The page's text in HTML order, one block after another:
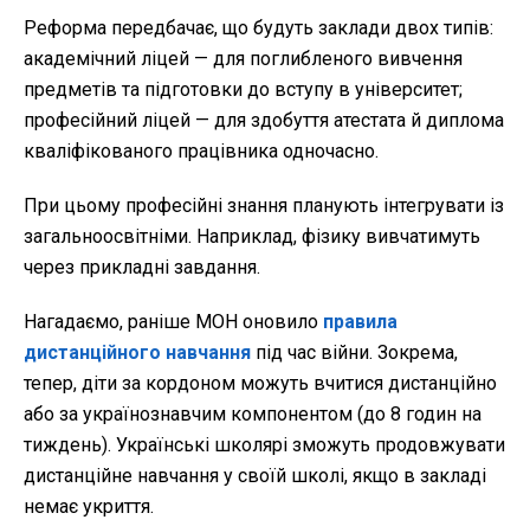
Реформа передбачає, що будуть заклади двох типів:
академічний ліцей — для поглибленого вивчення
предметів та підготовки до вступу в університет;
професійний ліцей — для здобуття атестата й диплома
кваліфікованого працівника одночасно.
При цьому професійні знання планують інтегрувати із
загальноосвітніми. Наприклад, фізику вивчатимуть
через прикладні завдання.
Нагадаємо, раніше МОН оновило правила
дистанційного навчання під час війни. Зокрема,
тепер, діти за кордоном можуть вчитися дистанційно
або за українознавчим компонентом (до 8 годин на
тиждень). Українські школярі зможуть продовжувати
дистанційне навчання у своїй школі, якщо в закладі
немає укриття.